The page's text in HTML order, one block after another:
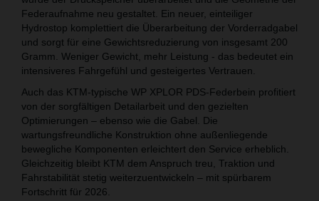
Federaufnahme neu gestaltet. Ein neuer, einteiliger
Hydrostop komplettiert die Überarbeitung der Vorderradgabel
und sorgt für eine Gewichtsreduzierung von insgesamt 200
Gramm. Weniger Gewicht, mehr Leistung - das bedeutet ein
intensiveres Fahrgefühl und gesteigertes Vertrauen.
Auch das KTM-typische WP XPLOR PDS-Federbein profitiert
von der sorgfältigen Detailarbeit und den gezielten
Optimierungen – ebenso wie die Gabel. Die
wartungsfreundliche Konstruktion ohne außenliegende
bewegliche Komponenten erleichtert den Service erheblich.
Gleichzeitig bleibt KTM dem Anspruch treu, Traktion und
Fahrstabilität stetig weiterzuentwickeln – mit spürbarem
Fortschritt für 2026.